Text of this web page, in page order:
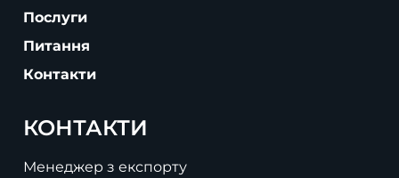
Послуги
Питання
Контакти
КОНТАКТИ
Менеджер з експорту